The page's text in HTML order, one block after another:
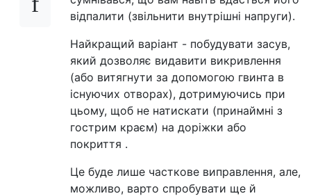
відпалити (звільнити внутрішні напруги).
Найкращий варіант - побудувати засув,
який дозволяє видавити викривлення
(або витягнути за допомогою гвинта в
існуючих отворах), дотримуючись при
цьому, щоб не натискати (принаймні з
гострим краєм) на доріжки або
покриття .
Це буде лише часткове виправлення, але,
можливо, варто спробувати ще й